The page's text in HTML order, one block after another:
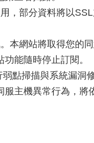
，部分資料將以
本網站將取得您的
能隨時停止訂閱。
點掃描與系統漏洞
主機異常行為，將